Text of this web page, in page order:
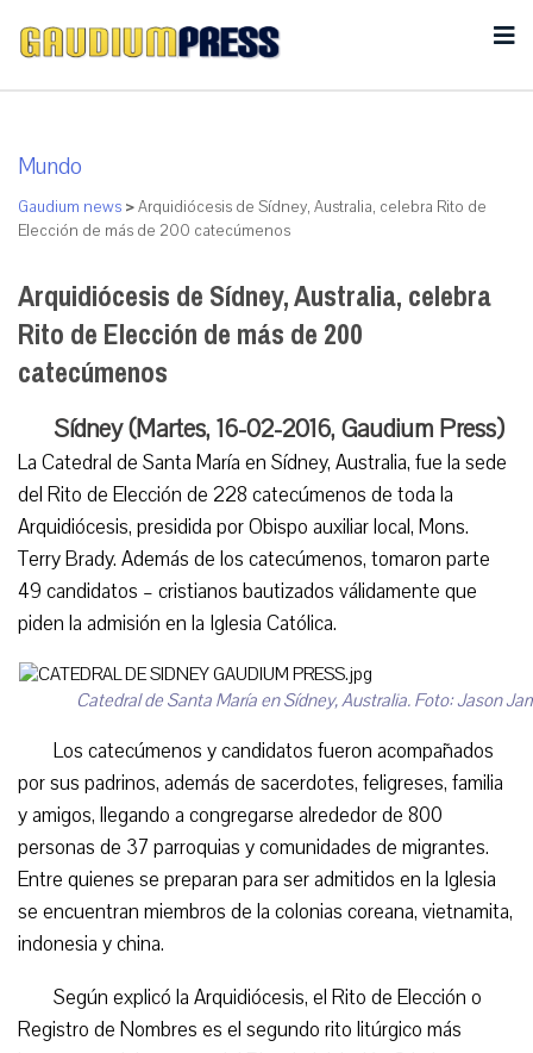
Mundo
Gaudium news >Arquidiócesis de Sídney, Australia, celebra Rito de
Elección de más de 200 catecúmenos
Arquidiócesis de Sídney, Australia, celebra
Rito de Elección de más de 200
catecúmenos
Sídney (Martes, 16-02-2016, Gaudium Press)
La Catedral de Santa María en Sídney, Australia, fue la sede
del Rito de Elección de 228 catecúmenos de toda la
Arquidiócesis, presidida por Obispo auxiliar local, Mons.
Terry Brady. Además de los catecúmenos, tomaron parte
49 candidatos – cristianos bautizados válidamente que
piden la admisión en la Iglesia Católica.
Catedral de Santa María en Sídney, Australia. Foto: Jason
Los catecúmenos y candidatos fueron acompañados
por sus padrinos, además de sacerdotes, feligreses, familia
y amigos, llegando a congregarse alrededor de 800
personas de 37 parroquias y comunidades de migrantes.
Entre quienes se preparan para ser admitidos en la Iglesia
se encuentran miembros de la colonias coreana, vietnamita,
indonesia y china.
Según explicó la Arquidiócesis, el Rito de Elección o
Registro de Nombres es el segundo rito litúrgico más